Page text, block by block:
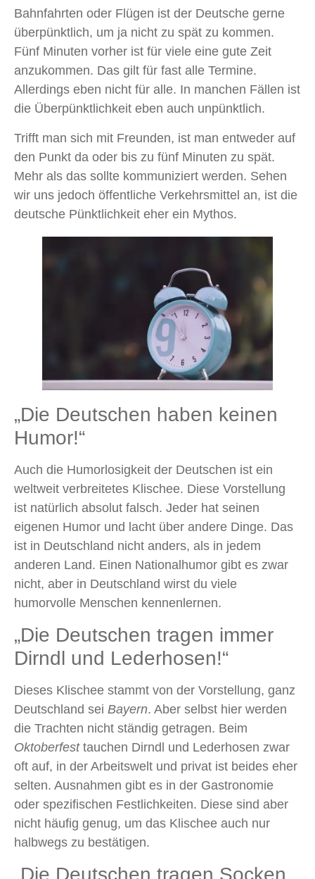
Bahnfahrten oder Flügen ist der Deutsche gerne
überpünktlich, um ja nicht zu spät zu kommen.
Fünf Minuten vorher ist für viele eine gute Zeit
anzukommen. Das gilt für fast alle Termine.
Allerdings eben nicht für alle. In manchen Fällen ist
die Überpünktlichkeit eben auch unpünktlich.
Trifft man sich mit Freunden, ist man entweder auf
den Punkt da oder bis zu fünf Minuten zu spät.
Mehr als das sollte kommuniziert werden. Sehen
wir uns jedoch öffentliche Verkehrsmittel an, ist die
deutsche Pünktlichkeit eher ein Mythos.
„Die Deutschen haben keinen
Humor!“
Auch die Humorlosigkeit der Deutschen ist ein
weltweit verbreitetes Klischee. Diese Vorstellung
ist natürlich absolut falsch. Jeder hat seinen
eigenen Humor und lacht über andere Dinge. Das
ist in Deutschland nicht anders, als in jedem
anderen Land. Einen Nationalhumor gibt es zwar
nicht, aber in Deutschland wirst du viele
humorvolle Menschen kennenlernen.
„Die Deutschen tragen immer
Dirndl und Lederhosen!“
Dieses Klischee stammt von der Vorstellung, ganz
Deutschland sei Bayern. Aber selbst hier werden
die Trachten nicht ständig getragen. Beim
Oktoberfesttauchen Dirndl und Lederhosen zwar
oft auf, in der Arbeitswelt und privat ist beides eher
selten. Ausnahmen gibt es in der Gastronomie
oder spezifischen Festlichkeiten. Diese sind aber
nicht häufig genug, um das Klischee auch nur
halbwegs zu bestätigen.